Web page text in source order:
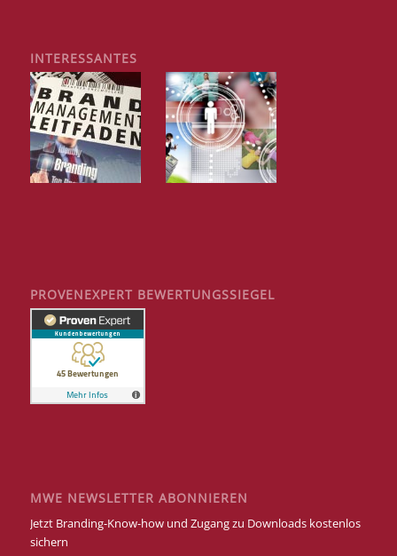
INTERESSANTES
PROVENEXPERT BEWERTUNGSSIEGEL
MWE NEWSLETTER ABONNIEREN
Jetzt Branding-Know-how und Zugang zu Downloads kostenlos
sichern